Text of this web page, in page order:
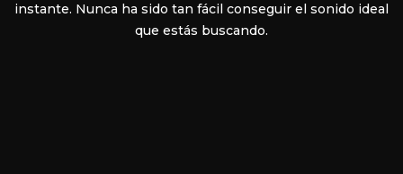
instante. Nunca ha sido tan fácil conseguir el sonido ideal
que estás buscando.